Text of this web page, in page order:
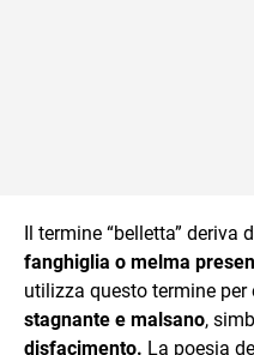
Il termine “belletta” deriva
fanghiglia o melma
utilizza questo termine per
stagnante e malsano,
disfacimento. La poesia